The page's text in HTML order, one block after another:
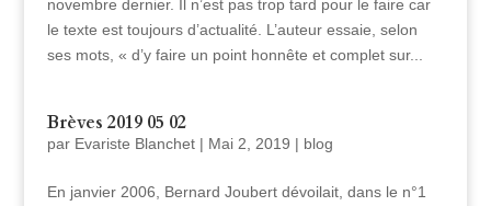
novembre dernier. Il n’est pas trop tard pour le faire car
le texte est toujours d’actualité. L’auteur essaie, selon
ses mots, « d’y faire un point honnête et complet sur...
Brèves 2019 05 02
par Evariste Blanchet| Mai 2, 2019 | blog
En janvier 2006, Bernard Joubert dévoilait, dans le n°1